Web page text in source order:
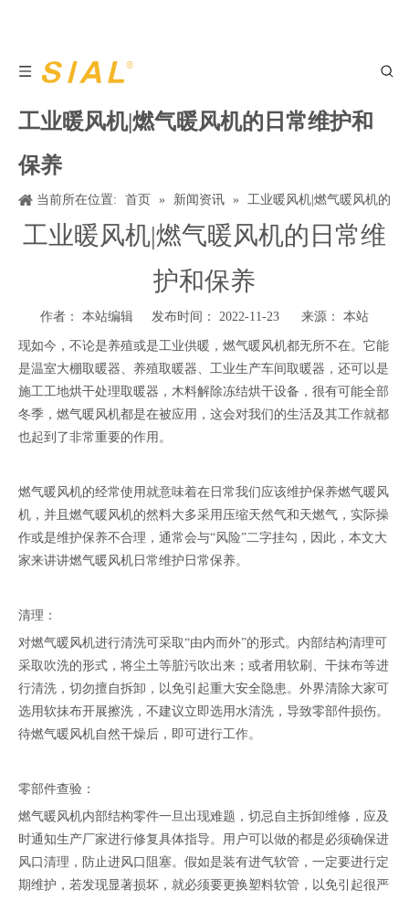
工业暖风机|燃气暖风机的日常维护和
保养
当前所在位置: 首页 » 新闻资讯 »
工业暖风机|燃气暖风机的
日常维护和保养
工业暖风机|燃气暖风机的日常维
护和保养
作者： 本站编辑 发布时间： 2022-11-23 来源： 本站
现如今，不论是养殖或是工业供暖，燃气暖风机都无所不在。它能
是温室大棚取暖器、养殖取暖器、工业生产车间取暖器，还可以是
施工工地烘干处理取暖器，木料解除冻结烘干设备，很有可能全部
冬季，燃气暖风机都是在被应用，这会对我们的生活及其工作就都
也起到了非常重要的作用。
燃气暖风机的经常使用就意味着在日常我们应该维护保养燃气暖风
机，并且燃气暖风机的然料大多采用压缩天然气和天燃气，实际操
作或是维护保养不合理，通常会与“风险”二字挂勾，因此，本文大
家来讲讲燃气暖风机日常维护日常保养。
清理：
对燃气暖风机进行清洗可采取“由内而外”的形式。内部结构清理可
采取吹洗的形式，将尘土等脏污吹出来；或者用软刷、干抹布等进
行清洗，切勿擅自拆卸，以免引起重大安全隐患。外界清除大家可
选用软抹布开展擦洗，不建议立即选用水清洗，导致零部件损伤。
待燃气暖风机自然干燥后，即可进行工作。
零部件查验：
燃气暖风机内部结构零件一旦出现难题，切忌自主拆卸维修，应及
时通知生产厂家进行修复具体指导。用户可以做的都是必须确保进
风口清理，防止进风口阻塞。假如是装有进气软管，一定要进行定
期维护，若发现显著损坏，就必须要更换塑料软管，以免引起很严